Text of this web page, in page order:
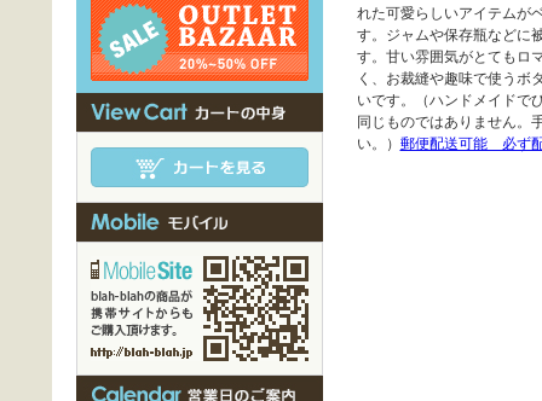
れた可愛らしいアイテムが
す。ジャムや保存瓶などに
す。甘い雰囲気がとてもロ
く、お裁縫や趣味で使うボ
いです。（ハンドメイドで
同じものではありません。
い。） 郵便配送可能 必ず